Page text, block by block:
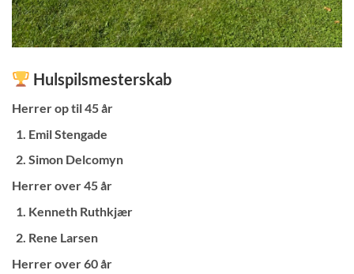
Hulspilsmesterskab
Herrer op til 45 år
Emil Stengade
Simon Delcomyn
Herrer over 45 år
Kenneth Ruthkjær
Rene Larsen
Herrer over 60 år